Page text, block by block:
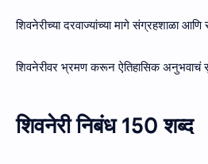
शिवनेरीच्या दरवाज्यांच्या मागे संग्रहशाळा
शिवनेरीवर भ्रमण करून ऐतिहासिक अनुभवाचं
शिवनेरी निबंध 150 शब्द